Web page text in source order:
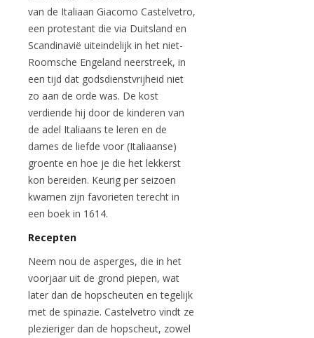
van de Italiaan Giacomo Castelvetro,
een protestant die via Duitsland en
Scandinavië uiteindelijk in het niet-
Roomsche Engeland neerstreek, in
een tijd dat godsdienstvrijheid niet
zo aan de orde was. De kost
verdiende hij door de kinderen van
de adel Italiaans te leren en de
dames de liefde voor (Italiaanse)
groente en hoe je die het lekkerst
kon bereiden. Keurig per seizoen
kwamen zijn favorieten terecht in
een boek in 1614.
Recepten
Neem nou de asperges, die in het
voorjaar uit de grond piepen, wat
later dan de hopscheuten en tegelijk
met de spinazie. Castelvetro vindt ze
plezieriger dan de hopscheut, zowel